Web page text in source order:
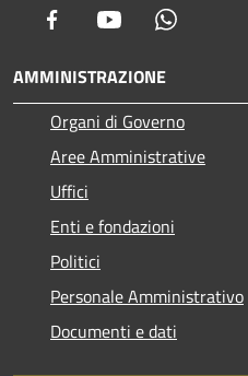
Facebook Youtube
AMMINISTRAZIONE
Organi di Governo
Aree Amministrative
Uffici
Enti e fondazioni
Politici
Personale Amministrativo
Documenti e dati